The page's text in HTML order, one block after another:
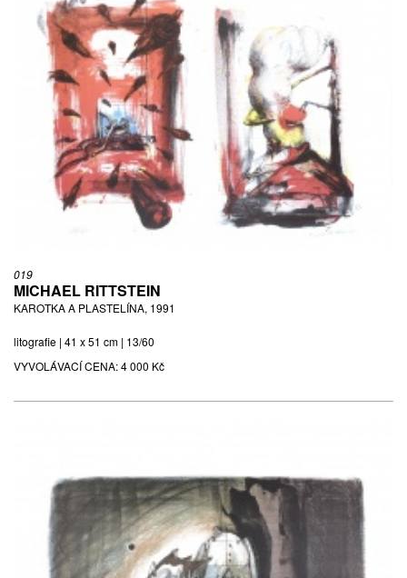
019
MICHAEL RITTSTEIN
KAROTKA A PLASTELÍNA, 1991
litografie | 41 x 51 cm | 13/60
VYVOLÁVACÍ CENA:4 000 Kč